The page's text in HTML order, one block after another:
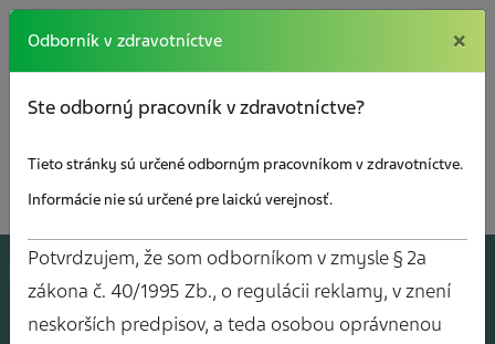
×
AJOV Y
Odborník v zdravotníctve ×
Ste odborný pracovník v zdravotníctve?
Tieto stránky sú určené odborným pracovníkom v zdravotníctve.
Informácie nie sú určené pre laickú verejnosť.
Potvrdzujem, že som odborníkom v zmysle § 2a
zákona č. 40/1995 Zb., o regulácii reklamy, v znení
neskorších predpisov, a teda osobou oprávnenou